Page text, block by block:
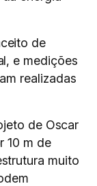
de
e medições
realizadas
de Oscar
10 m de
muito